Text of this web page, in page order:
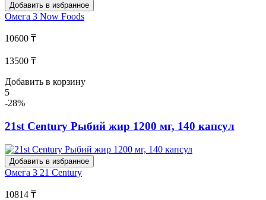
Добавить в избранное
Омега 3 Now Foods
10600 ₸
13500 ₸
Добавить в корзину
5
-28%
21st Century Рыбий жир 1200 мг, 140 капсул
Добавить в избранное
Омега 3 21 Century
10814 ₸